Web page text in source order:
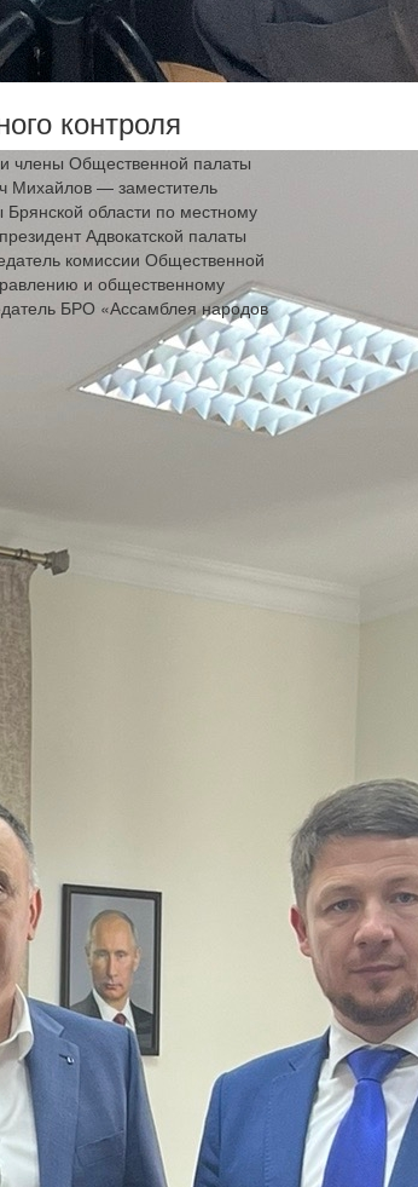
контроля
члены Общественной палаты
Михайлов — заместитель
области по местному
Адвокатской палаты
комиссии Общественной
и общественному
БРО «Ассамблея народов